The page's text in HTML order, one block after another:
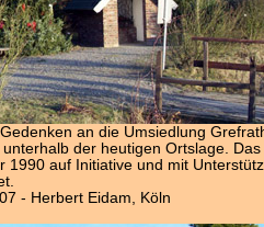
an die Umsiedlung
der heutigen Ortslage. Das
1990 auf Initiative und mit
- Herbert Eidam, Köln